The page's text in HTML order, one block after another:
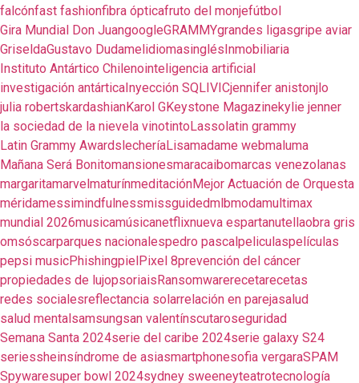
falcónfast fashionfibra ópticafruto del monjefútbol
Gira Mundial Don JuangoogleGRAMMYgrandes ligasgripe aviar
GriseldaGustavo DudamelidiomasinglésInmobiliaria
Instituto Antártico Chilenointeligencia artificial
investigación antárticaInyección SQLIVICjennifer anistonjlo
julia robertskardashianKarol GKeystone Magazinekylie jenner
la sociedad de la nievela vinotintoLassolatin grammy
Latin Grammy AwardslecheríaLisamadame webmaluma
Mañana Será Bonitomansionesmaracaibomarcas venezolanas
margaritamarvelmaturínmeditaciónMejor Actuación de Orquesta
méridamessimindfulnessmissguidedmlbmodamultimax
mundial 2026musicamúsicanetflixnueva espartanutellaobra gris
omsóscarparques nacionalespedro pascalpeliculaspelículas
pepsi musicPhishingpielPixel 8prevención del cáncer
propiedades de lujopsoriaisRansomwarerecetarecetas
redes socialesreflectancia solarrelación en parejasalud
salud mentalsamsungsan valentínscutaroseguridad
Semana Santa 2024serie del caribe 2024serie galaxy S24
seriessheinsíndrome de asiasmartphonesofia vergaraSPAM
Spywaresuper bowl 2024sydney sweeneyteatrotecnología